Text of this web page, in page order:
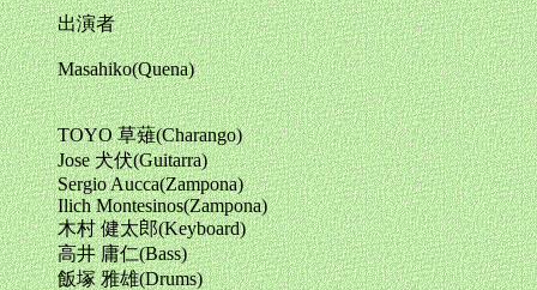
出演者
Masahiko(Quena)
TOYO 草薙(Charango)
Jose 犬伏(Guitarra)
Sergio Aucca(Zampona)
Ilich Montesinos(Zampona)
木村 健太郎(Keyboard)
高井 庸仁(Bass)
飯塚 雅雄(Drums)